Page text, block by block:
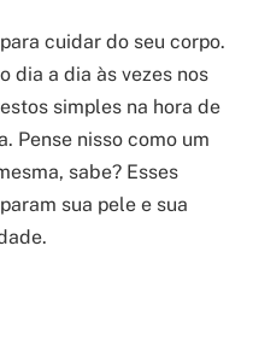
cuidar do seu corpo.
dia a dia às vezes nos
simples na hora de
Pense nisso como um
sabe? Esses
sua pele e sua